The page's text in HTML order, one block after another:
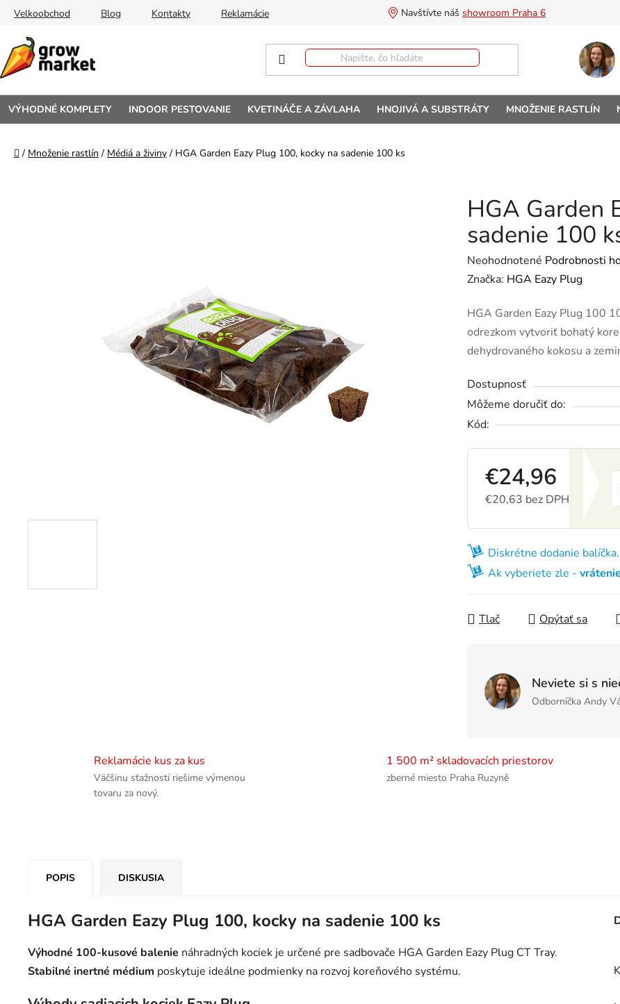
Prejsť na obsah
Velkoobchod Blog Kontakty Reklamácie Navštívte náš showroom Praha 6
VÝHODNÉ KOMPLETY INDOOR PESTOVANIE KVETINÁČE A ZÁVLAHA HNOJIVÁ A SUBSTRÁTY MNOŽENIE RASTLÍN
Domov
/ Množenie rastlín / Médiá a živiny / HGA Garden Eazy Plug 100, kocky na sadenie 100 ks
HGA Garden
sadenie 100
Priemerné hodnotenie
Neohodnotené Podrobnosti
Značka: HGA Eazy Plug
HGA Garden Eazy Plug 100
odrezkom vytvoriť bohatý
dehydrovaného kokosu a
Dostupnosť
Môžeme doručiť do:
Kód:
€24,96
€20,63 bez DPH
Diskrétne dodanie balíčka.
Ak vyberiete zle -
Tlač Opýtať sa
Neviete si s
Odborníčka Andy
Reklamácie kus za kus
Väčšinu sťažností riešime výmenou
tovaru za nový.
1 500 m² skladovacích priestorov
zberné miesto Praha Ruzyně
POPIS DISKUSIA
HGA Garden Eazy Plug 100, kocky na sadenie 100 ks
Výhodné 100-kusové balenie náhradných kociek je určené pre sadbovače HGA Garden Eazy Plug CT Tray.
Stabilné inertné médium poskytuje ideálne podmienky na rozvoj koreňového systému.